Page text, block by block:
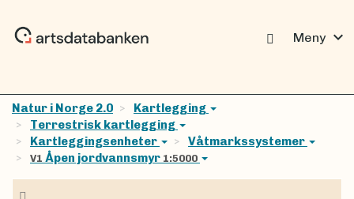
Meny expand_more
Natur i Norge 2.0
Kartlegging
Terrestrisk kartlegging
Kartleggingsenheter
Våtmarkssystemer
V1 Åpen jordvannsmyr 1:5000